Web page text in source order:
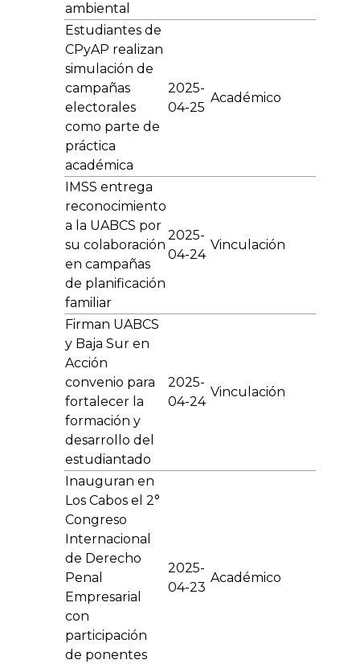
ambiental
Estudiantes de
CPyAP realizan
simulación de
campañas
electorales
como parte de
práctica
académica
2025-
04-25
Académico
IMSS entrega
reconocimiento
a la UABCS por
su colaboración
en campañas
de planificación
familiar
2025-
04-24
Vinculación
Firman UABCS
y Baja Sur en
Acción
convenio para
fortalecer la
formación y
desarrollo del
estudiantado
2025-
04-24
Vinculación
Inauguran en
Los Cabos el 2°
Congreso
Internacional
de Derecho
Penal
Empresarial
con
participación
de ponentes
2025-
04-23
Académico